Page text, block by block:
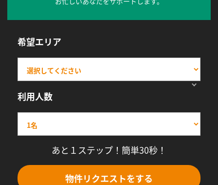
希望エリア
利用人数
あと１ステップ！簡単30秒！
物件リクエストをする